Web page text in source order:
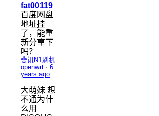
fat00119
百度网盘
地址挂
了，能重
新分享下
吗？
斐讯N1刷机
openwrt · 6
years ago
大萌妹 想
不通为什
么用